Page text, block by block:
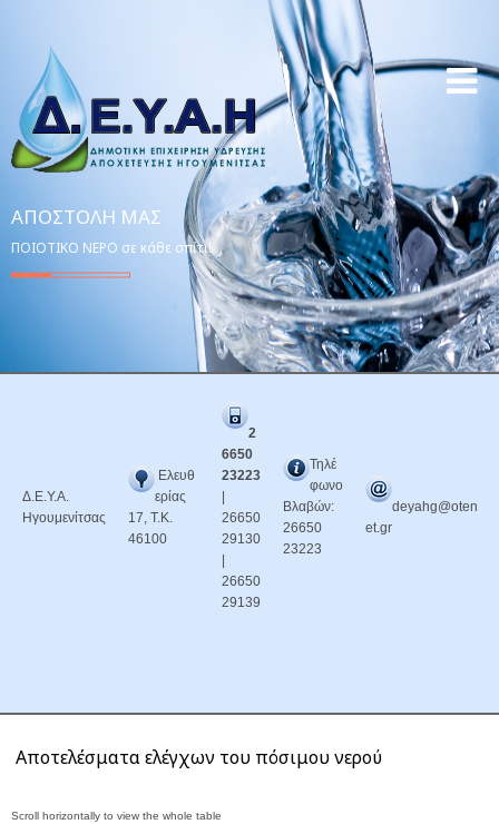
ΑΠΟΣΤΟΛΉ ΜΑΣ
ΠΟΙΟΤΙΚΟ ΝΕΡΟ σε κάθε σπίτι!
Δ.Ε.Υ.Α.
Ηγουμενίτσας
Ελευθ
ερίας
17, Τ.Κ.
46100
2
6650
23223
26650
29130
26650
29139
Τηλέ
φωνο
Βλαβών:
26650
23223
deyahg@oten
et.gr
Αποτελέσματα ελέγχων του πόσιμου νερού